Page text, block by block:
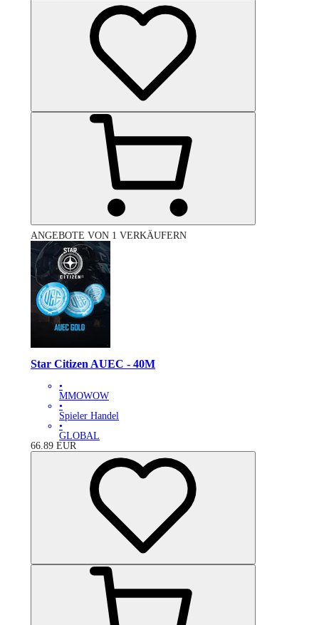
ANGEBOTE VON 1 VERKÄUFERN
Star Citizen AUEC - 40M
•
MMOWOW
•
Spieler Handel
•
GLOBAL
66.89 EUR